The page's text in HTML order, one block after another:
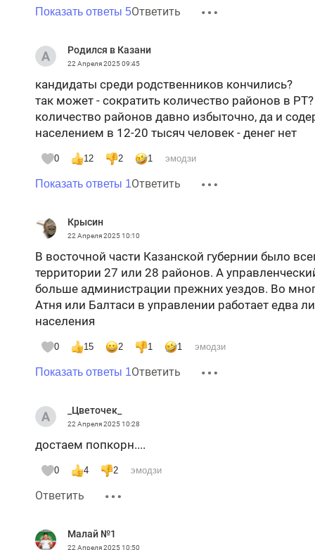
Показать ответы 5Ответить
Родился в Казани
22 Апреля 202509:45
кандидаты среди родственников кончились?
так может - сократить количество районов в РТ?
количество районов давно избыточно, да и
населением в 12-20 тысяч человек - денег нет
0 12 2 1 эмодзи
Показать ответы 1Ответить
Крысин
22 Апреля 202510:10
В восточной части Казанской губернии было
территории 27 или 28 районов. А
больше администрации прежних уездов. Во
Атня или Балтаси в управлении работает едва
населения
0 15 2 1 1 эмодзи
Показать ответы 1Ответить
_Цветочек_
22 Апреля 202510:28
достаем попкорн....
0 4 2 эмодзи
Ответить
Малай №1
22 Апреля 202510:50